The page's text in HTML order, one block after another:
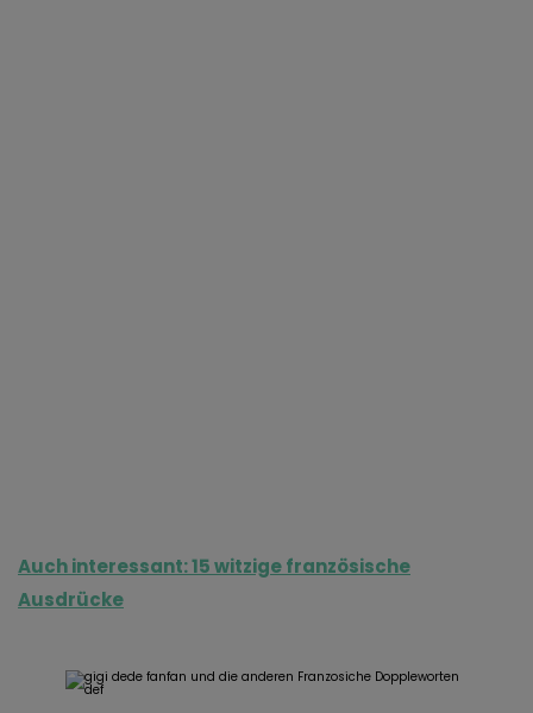
Auch interessant: 15 witzige französische
Ausdrücke